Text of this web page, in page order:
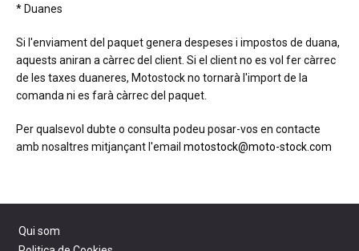
* Duanes
Si l'enviament del paquet genera despeses i impostos de duana,
aquests aniran a càrrec del client. Si el client no es vol fer càrrec
de les taxes duaneres, Motostock no tornarà l'import de la
comanda ni es farà càrrec del paquet.
Per qualsevol dubte o consulta podeu posar-vos en contacte
amb nosaltres mitjançant l'email motostock@moto-stock.com
Qui som